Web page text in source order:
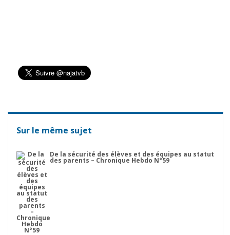
Sur le même sujet
De la sécurité des élèves et des équipes au statut
des parents – Chronique Hebdo N°59